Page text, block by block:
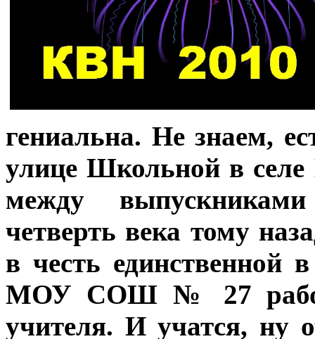
гениальна. Не знаем,
улице Школьной в
между
четверть века тому
в честь
МОУ СОШ № 27
учителя. И учатся, ну